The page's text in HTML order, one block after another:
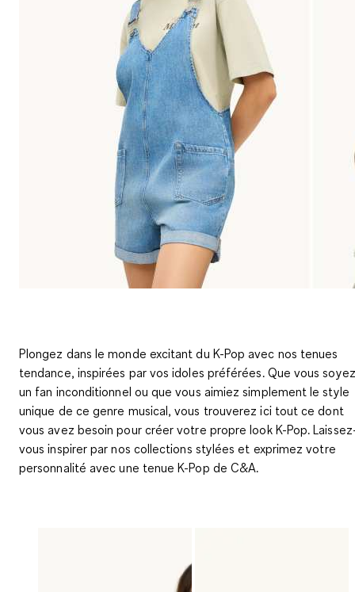
Plongez dans le monde excitant du K-Pop avec nos tenues
tendance, inspirées par vos idoles préférées. Que vous soyez
un fan inconditionnel ou que vous aimiez simplement le style
unique de ce genre musical, vous trouverez ici tout ce dont
vous avez besoin pour créer votre propre look K-Pop.
vous inspirer par nos collections stylées et exprimez votre
personnalité avec une tenue K-Pop de C&A.